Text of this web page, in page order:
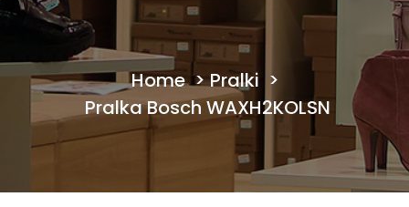
Home>Pralki >
Pralka Bosch WAXH2KOLSN